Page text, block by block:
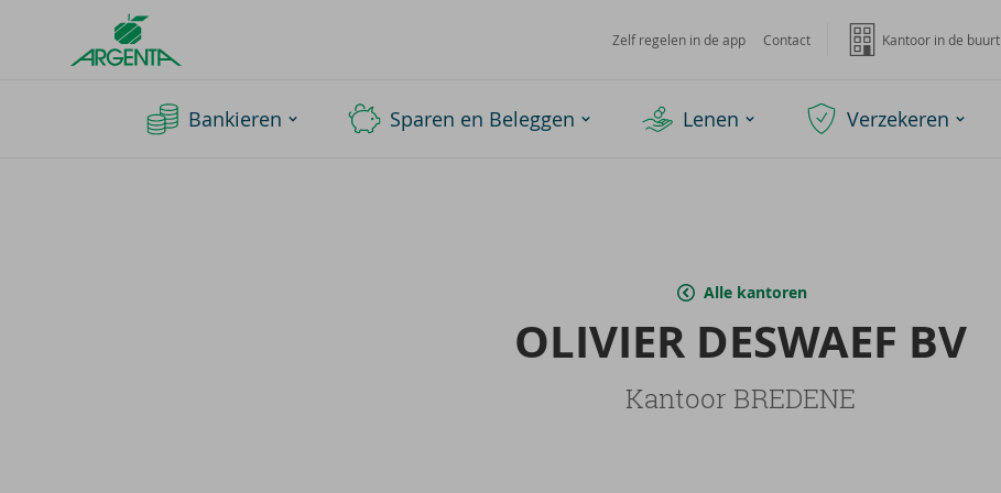
Argenta
Homepage
Zelf regelen in de app Contact Kantoor in de buurt
Bankieren Sparen en Beleggen Lenen Verzekeren
Alle kantoren
OLI­VIER DES­WAEF BV
Kantoor BREDENE